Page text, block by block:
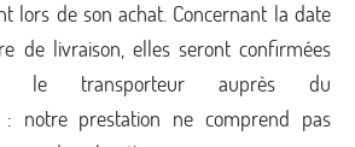
lors de son achat. Concernant la date
de livraison, elles seront confirmées
le transporteur auprès du
: notre prestation ne comprend pas